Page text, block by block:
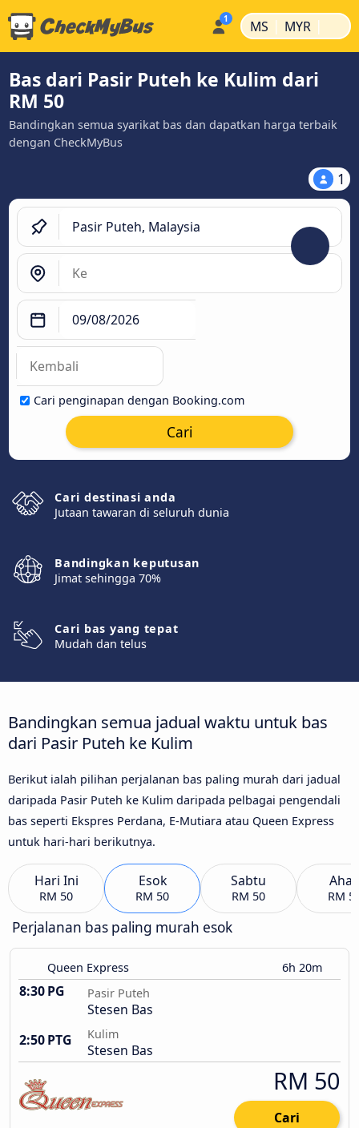
MS | MYR |
Bas dari Pasir Puteh ke Kulim dari
RM 50
Bandingkan semua syarikat bas dan dapatkan harga terbaik
dengan CheckMyBus
1
Cari penginapan dengan Booking.com
Cari
Cari destinasi anda
Jutaan tawaran di seluruh dunia
Bandingkan keputusan
Jimat sehingga 70%
Cari bas yang tepat
Mudah dan telus
Bandingkan semua jadual waktu untuk bas
dari Pasir Puteh ke Kulim
Berikut ialah pilihan perjalanan bas paling murah dari jadual
daripada Pasir Puteh ke Kulim daripada pelbagai pengendali
bas seperti Ekspres Perdana, E-Mutiara atau Queen Express
untuk hari-hari berikutnya.
Hari Ini
RM 50
Esok
RM 50
Sabtu
RM 50 RM
Perjalanan bas paling murah esok
Queen Express 6h 20m
8:30 PG Pasir Puteh
Stesen Bas
2:50 PTG
Kulim
Stesen Bas
RM 50
Cari